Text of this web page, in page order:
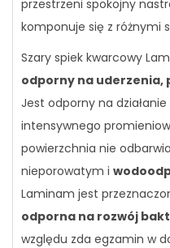
przestrzeni spokojny
komponuje się z różnymi
Szary spiek kwarcowy
odporny na uderzenia,
Jest odporny na
intensywnego
powierzchnia nie
nieporowatym i
Laminam jest
odporna na rozwój
względu zda egzamin w